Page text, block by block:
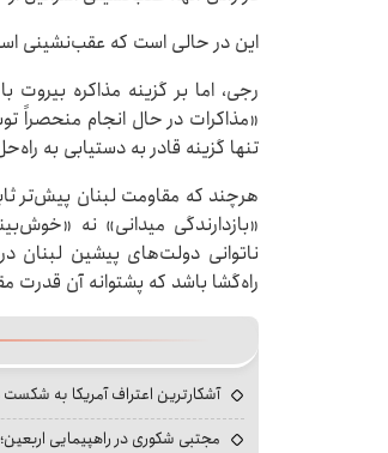
این در حالی است که عقب‌نشینی
رجی، اما بر گزینه مذاکره
«مذاکرات در حال انجام منحصراً
تنها گزینه قادر به دستیابی به
هرچند که مقاومت لبنان پیش‌تر
«بازدارندگی میدانی» نه
ناتوانی دولت‌های پیشین لبنان
راه‌گشا باشد که پشتوانه آن قدرت
آشکارترین اعتراف آمریکا به شکست
مجتبی شکوری در راهپیمایی